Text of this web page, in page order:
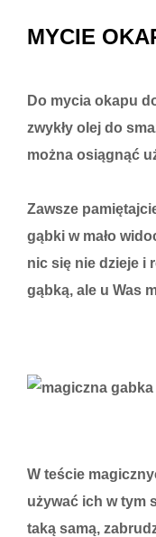
MYCIE
Do mycia okapu
zwykły olej do
można osiągnąć
Zawsze
gąbki w mało
nic się nie dzieje i
gąbką, ale u Was
W teście
używać ich w tym
taką samą,